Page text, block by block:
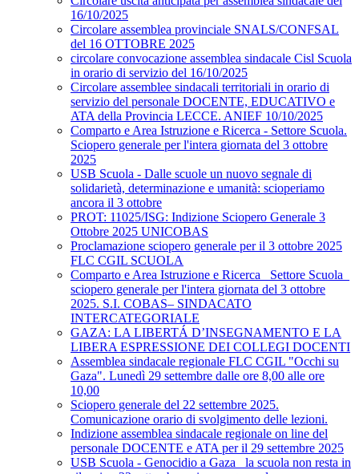
16/10/2025
Circolare assemblea provinciale SNALS/CONFSAL
del 16 OTTOBRE 2025
circolare convocazione assemblea sindacale Cisl Scuola
in orario di servizio del 16/10/2025
Circolare assemblee sindacali territoriali in orario di
servizio del personale DOCENTE, EDUCATIVO e
ATA della Provincia LECCE. ANIEF 10/10/2025
Comparto e Area Istruzione e Ricerca - Settore Scuola.
Sciopero generale per l'intera giornata del 3 ottobre
2025
USB Scuola - Dalle scuole un nuovo segnale di
solidarietà, determinazione e umanità: scioperiamo
ancora il 3 ottobre
PROT: 11025/ISG: Indizione Sciopero Generale 3
Ottobre 2025 UNICOBAS
Proclamazione sciopero generale per il 3 ottobre 2025
FLC CGIL SCUOLA
Comparto e Area Istruzione e Ricerca_ Settore Scuola_
sciopero generale per l'intera giornata del 3 ottobre
2025. S.I. COBAS– SINDACATO
INTERCATEGORIALE
GAZA: LA LIBERTÁ D’INSEGNAMENTO E LA
LIBERA ESPRESSIONE DEI COLLEGI DOCENTI
Assemblea sindacale regionale FLC CGIL "Occhi su
Gaza". Lunedì 29 settembre dalle ore 8,00 alle ore
10,00
Sciopero generale del 22 settembre 2025.
Comunicazione orario di svolgimento delle lezioni.
Indizione assemblea sindacale regionale on line del
personale DOCENTE e ATA per il 29 settembre 2025
USB Scuola - Genocidio a Gaza_ la scuola non resta in